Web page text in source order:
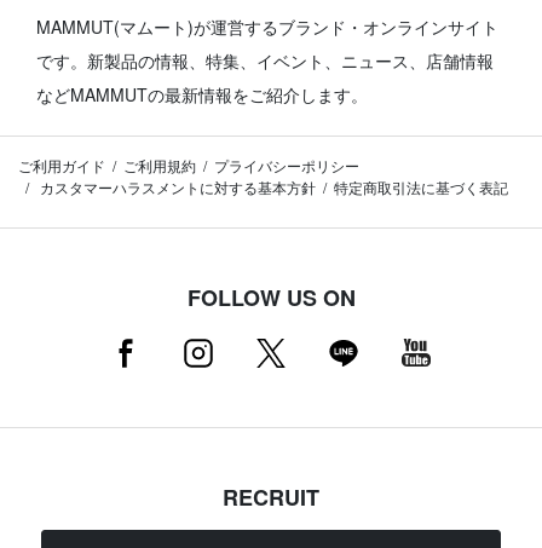
MAMMUT(マムート)が運営するブランド・オンラインサイト
です。 新製品の情報、特集、イベント、ニュース、店舗情報
などMAMMUTの最新情報をご紹介します。
ご利用ガイド ご利用規約
プライバシーポリシー
カスタマーハラスメントに対する基本方針
特定商取引法に基づく表記
FOLLOW US ON
RECRUIT